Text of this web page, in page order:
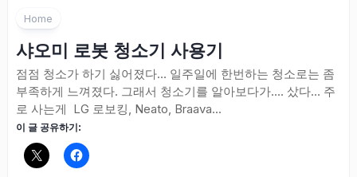
Home
샤오미 로봇 청소기 사용기
점점 청소가 하기 싫어졌다… 일주일에 한번하는 청소로는 좀
부족하게 느껴졌다. 그래서 청소기를 알아보다가…. 샀다… 주
로 사는게 LG 로보킹, Neato, Braava...
이 글 공유하기: